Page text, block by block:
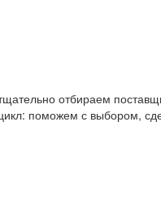
отбираем
поможем с выбором,